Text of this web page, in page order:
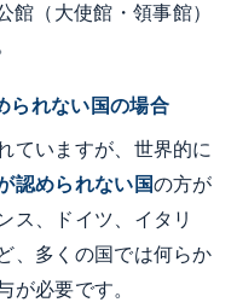
館（大使館・領事館）
られない国の場合
ていますが、世界的に
認められない国の方が
ス、ドイツ、イタリ
、多くの国では何らか
が必要です。